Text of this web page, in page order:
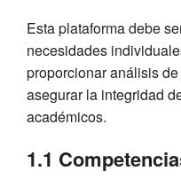
Esta plataforma debe
necesidades
proporcionar análisis
asegurar la integridad
académicos.
1.1